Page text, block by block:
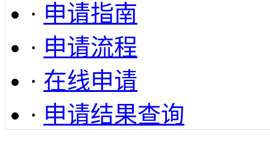
· 申请指南
· 申请流程
· 在线申请
· 申请结果查询